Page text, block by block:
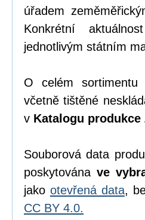
úřadem
Konkrétní
jednotlivým státním
O celém sortimentu
včetně tištěné
v Katalogu
Souborová data
poskytována ve
jako otevřená data,
CC BY 4.0.